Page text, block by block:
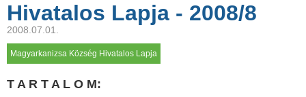
Hivatalos Lapja - 2008/8
2008.07.01.
Magyarkanizsa Község Hivatalos Lapja
T A R T A L O M: